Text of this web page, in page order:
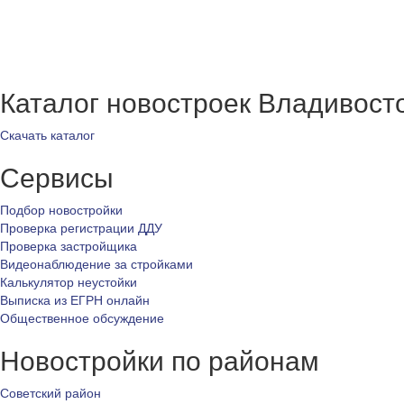
Каталог новостроек
Скачать каталог
Сервисы
Подбор новостройки
Проверка регистрации ДДУ
Проверка застройщика
Видеонаблюдение за стройками
Калькулятор неустойки
Выписка из ЕГРН онлайн
Общественное обсуждение
Новостройки по районам
Советский район